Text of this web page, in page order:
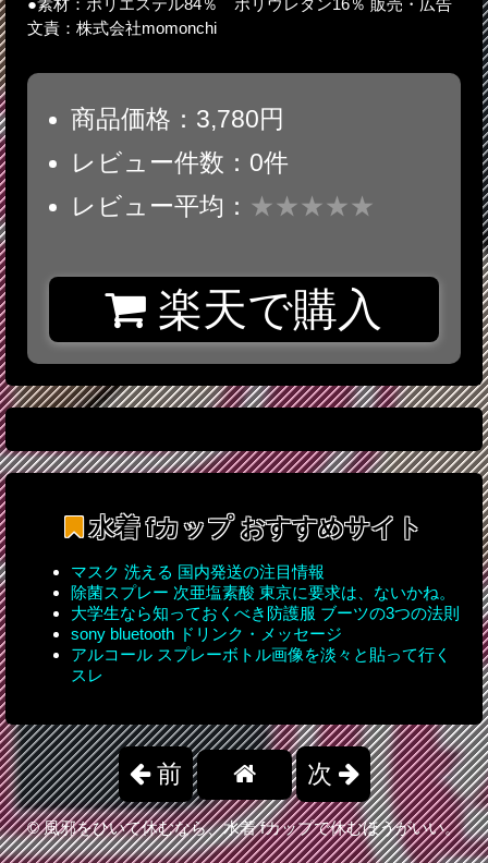
●素材：ポリエステル84％ ポリウレタン16％ 販売・広告
文責：株式会社momonchi
商品価格：3,780円
レビュー件数：0件
レビュー平均： ★★★★★
楽天で購入
水着 fカップおすすめサイト
マスク 洗える 国内発送の注目情報
除菌スプレー 次亜塩素酸 東京に要求は、ないかね。
大学生なら知っておくべき防護服 ブーツの3つの法則
sony bluetooth ドリンク・メッセージ
アルコール スプレーボトル画像を淡々と貼って行く
スレ
前 次
©風邪をひいて休むなら、水着 fカップで休むほうがいい。